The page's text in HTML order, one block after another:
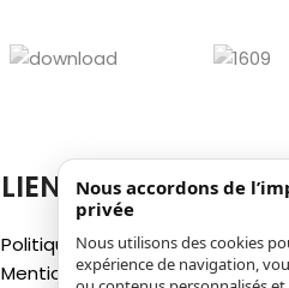
LIENS
Politique de confidentialité
Mentions légales
Nous accordons de
privée
Nous utilisons des cookies
expérience de navigation,